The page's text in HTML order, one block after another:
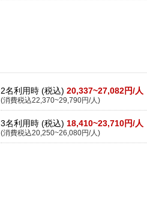
2名利用時 (税込) 20,337~27,082円/人
(消費税込22,370~29,790円/人)
3名利用時 (税込) 18,410~23,710円/人
(消費税込20,250~26,080円/人)